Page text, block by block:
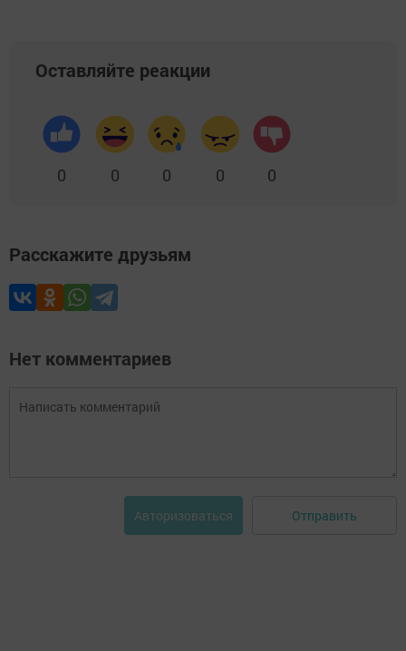
Оставляйте реакции
0 0 0 0 0
Расскажите друзьям
Нет комментариев
Авторизоваться Отправить